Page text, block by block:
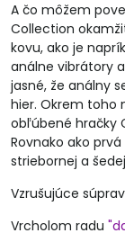
A čo môžem
Collection
kovu, ako je
análne vibrátory
jasné, že análny
hier. Okrem toho
obľúbené hračky
Rovnako ako
striebornej a
Vzrušujúce
Vrcholom radu